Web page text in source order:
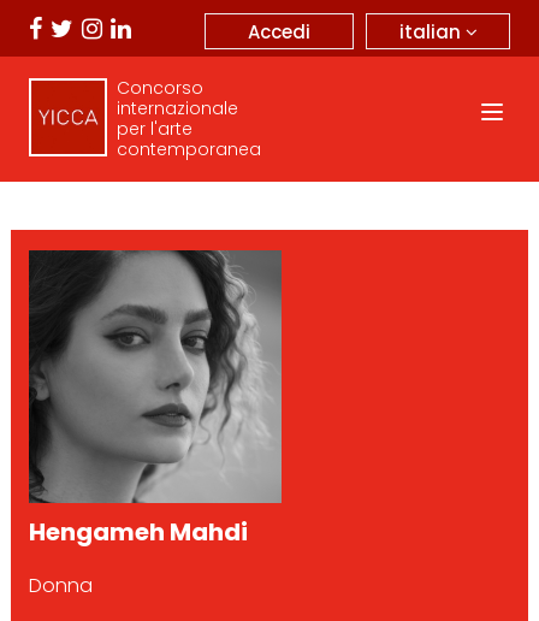
italian
Accedi
Concorso
internazionale
per l'arte
contemporanea
Hengameh Mahdi
Donna